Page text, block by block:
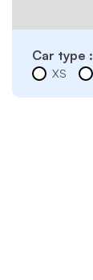
Car type :
XS